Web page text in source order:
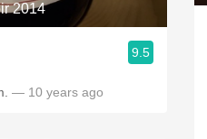
2014
9.5
— 10 years ago